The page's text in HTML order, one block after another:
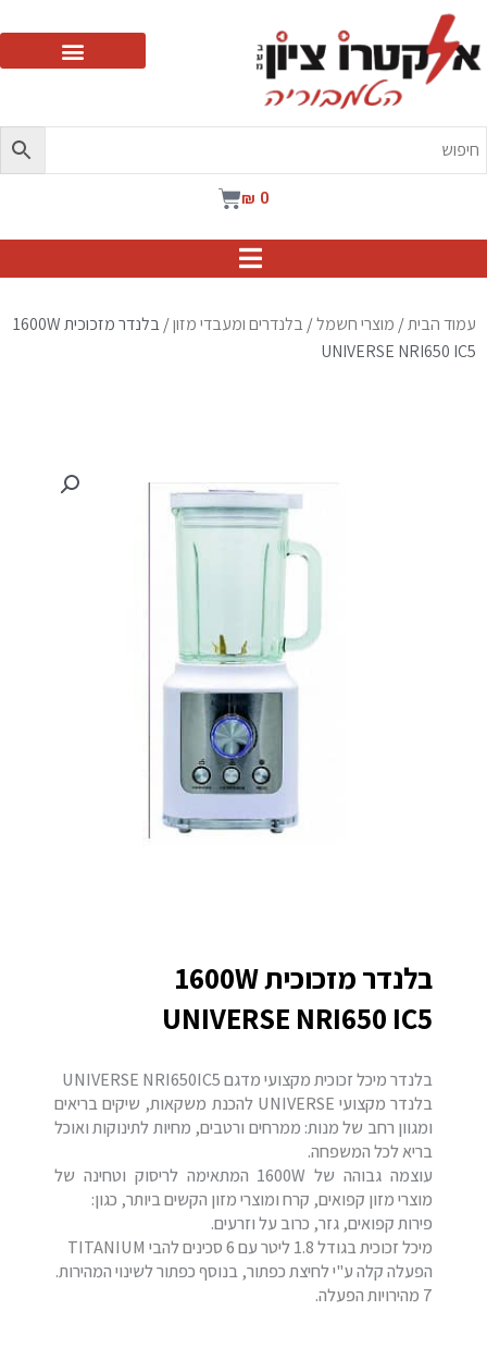
₪ 0
עגלת
עמוד הבית/ מוצרי חשמל/ בלנדרים ומעבדי מזון
/ בלנדר מזכוכית 1600W
UNIVERSE NRI650 IC5
בלנדר מזכוכית 1600W
UNIVERSE NRI650 IC5
בלנדר מיכל זכוכית מקצועי מדגם UNIVERSE NRI650IC5
בלנדר מקצועי UNIVERSE להכנת משקאות, שיקים בריאים
ומגוון רחב של מנות: ממרחים ורטבים, מחיות לתינוקות ואוכל
בריא לכל המשפחה.
עוצמה גבוהה של 1600W המתאימה לריסוק וטחינה של
מוצרי מזון קפואים, קרח ומוצרי מזון הקשים ביותר, כגון:
פירות קפואים, גזר, כרוב על וזרעים.
מיכל זכוכית בגודל 1.8 ליטר עם 6 סכינים להבי TITANIUM
הפעלה קלה ע"י לחיצת כפתור, בנוסף כפתור לשינוי המהירות.
7 מהירויות הפעלה.